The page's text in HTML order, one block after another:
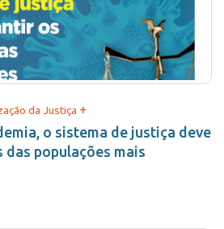
da Justiça +
o sistema de justiça deve
populações mais